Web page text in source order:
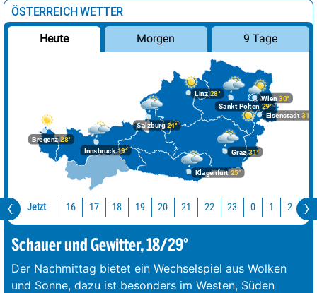
ÖSTERREICH WETTER
Heute Morgen 9 Tage
Bregenz28°
Graz31°
Innsbruck19°
Klagenfurt 25°
Linz28°
Salzburg24°
Wien 30°
Eisenstadt 31°
Sankt Pölten 29°
Jetzt 16 17 18 19 20 21 22 23 0 1 2 3
Schauer und Gewitter, 18/29°
Der Nachmittag bietet ein Wechselspiel aus Wolken
und Sonne, dazu ist besonders im Westen, Süden